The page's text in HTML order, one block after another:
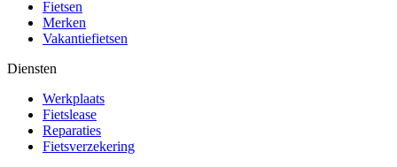
Fietsen
Merken
Vakantiefietsen
Diensten
Werkplaats
Fietslease
Reparaties
Fietsverzekering